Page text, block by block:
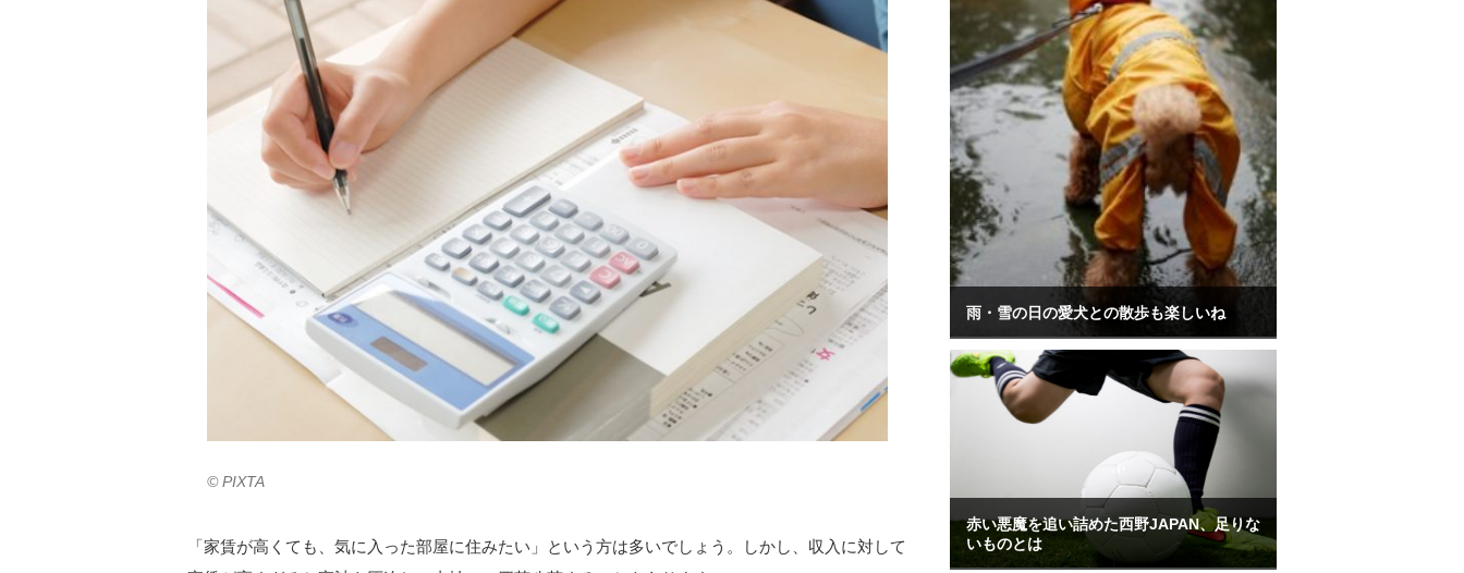
© PIXTA
「家賃が高くても、気に入った部屋に住みたい」という方は多いでしょう。しかし、収入に対して
雨・雪の日の愛犬との散歩も楽しいね
赤い悪魔を追い詰めた西野JAPAN、足りな
いものとは